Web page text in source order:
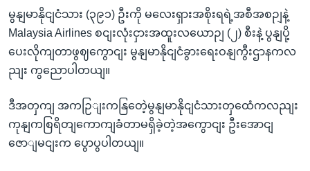
မွနျမာနိုငျငံသား (၃၉၁) ဦးကို မလေးရှားအစိုးရရဲ့အစီအစဉျနဲ့
Malaysia Airlines စငျးလုံးငှားအထူးလယောဉျ (၂) စီးနဲ့ ပွနျပို့
ပေးလိုကျတာဖွဈကွောငျး မွနျမာနိုငျငံခွားရေးဝနျကွီးဌာနကလ
ညျး ကွညောပါတယျ။
ဒီအတှကျ အကဉြျးကနြတေဲ့မွနျမာနိုငျငံသားတှထေံကလညျး
ကုနျကစြရိတျကောကျခံတာမရှိခဲ့တဲ့အကွောငျး ဦးအောငျ
ဇောျမငျးက ပွောပွပါတယျ။